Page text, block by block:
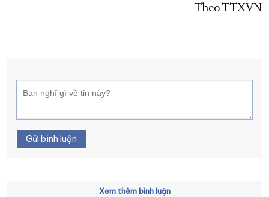
Theo TTXVN
Gửi bình luận
Xem thêm bình luận